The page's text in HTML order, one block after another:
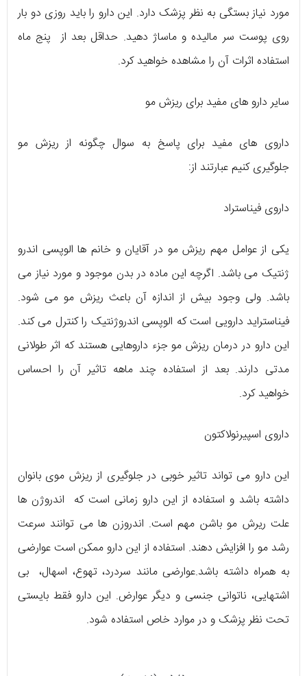
مورد نیاز بستگی به نظر پزشک دارد. این دارو را باید روزی دو بار
روی پوست سر مالیده و ماساژ دهید. حداقل بعد از پنج ماه
استفاده اثرات آن را مشاهده خواهید کرد.
سایر دارو های مفید برای ریزش مو
داروی های مفید برای پاسخ به سوال چگونه از ریزش مو
جلوگیری کنیم عبارتند از:
داروی فیناستراد
یکی از عوامل مهم ریزش مو در آقایان و خانم ها الوپسی اندرو
ژنتیک می باشد. اگرچه این ماده در بدن موجود و مورد نیاز می
باشد. ولی وجود بیش از اندازه آن باعث ریزش مو می شود.
فیناستراید دارویی است که الوپسی اندروژنتیک را کنترل می کند.
این دارو در درمان ریزش مو جزء داروهایی هستند که اثر طولانی
مدتی دارند. بعد از استفاده چند ماهه تاثیر آن را احساس
خواهید کرد.
داروی اسپیرنولاکتون
این دارو می تواند تاثیر خوبی در جلوگیری از ریزش موی بانوان
داشته باشد و استفاده از این دارو زمانی است که اندروژن ها
علت ریرش مو باشن مهم است. اندروزن ها می توانند سرعت
رشد مو را افزایش دهند. استفاده از این دارو ممکن است عوارضی
به همراه داشته باشد.عوارضی مانند سردرد، تهوع، اسهال، بی
اشتهایی، ناتوانی جنسی و دیگر عوارض. این دارو فقط بایستی
تحت نظر پزشک و در موارد خاص استفاده شود.